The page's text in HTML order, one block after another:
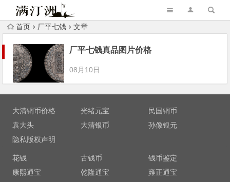
首页 厂平七钱 文章
厂平七钱真品图片价格
08月10日
大清铜币价格 光绪元宝
民国铜币
袁大头
大清银币
孙像银元
隐私版权声明
花钱 古钱币
钱币鉴定
康熙通宝
乾隆通宝
雍正通宝